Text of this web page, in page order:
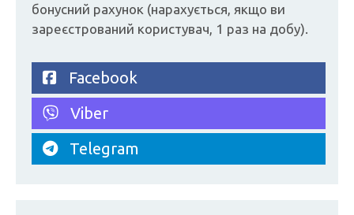
бонусний рахунок (нарахується, якщо ви
зареєстрований користувач, 1 раз на добу).
Facebook
Viber
Telegram